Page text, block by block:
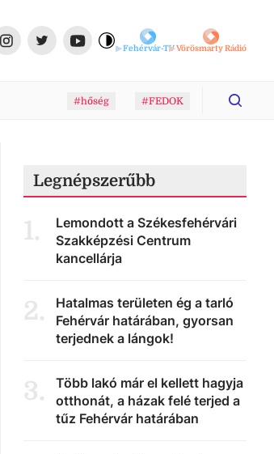
Fehérvár-TVVörösmarty Rádió
#hőség #FEDOK
Legnépszerűbb
1.
Lemondott a Székesfehérvári
Szakképzési Centrum
kancellárja
2.
Hatalmas területen ég a tarló
Fehérvár határában, gyorsan
terjednek a lángok!
3.
Több lakó már el kellett hagyja
otthonát, a házak felé terjed a
tűz Fehérvár határában